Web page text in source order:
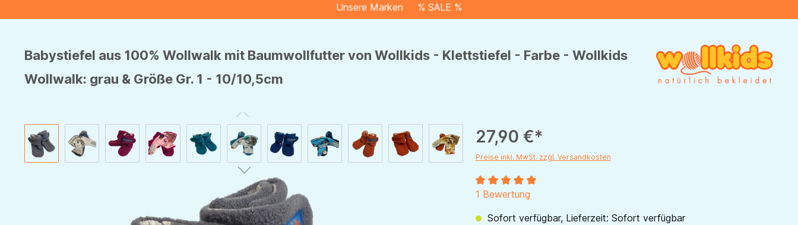
Unsere Marken
% SALE %
Babystiefel aus 100% Wollwalk mit Baumwollfutter von Wollkids - Klettstiefel - Farbe - Wollkids
Wollwalk: grau & Größe Gr. 1 - 10/10,5cm
Bildergalerie überspringen 27,90 €*
Preise inkl. MwSt. zzgl. Versandkosten
Durchschnittliche Bewertung von 5 von 5 Sternen
1 Bewertung
Sofort verfügbar, Lieferzeit: Sofort verfügbar